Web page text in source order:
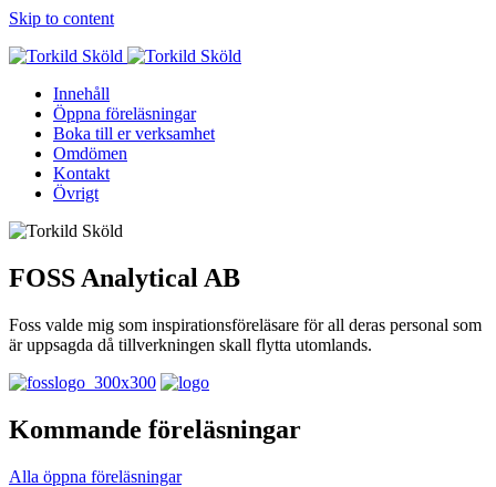
Skip to content
Innehåll
Öppna föreläsningar
Boka till er verksamhet
Omdömen
Kontakt
Övrigt
FOSS Analytical AB
Foss valde mig som inspirationsföreläsare för all deras personal som
är uppsagda då tillverkningen skall flytta utomlands.
Kommande föreläsningar
Alla öppna föreläsningar